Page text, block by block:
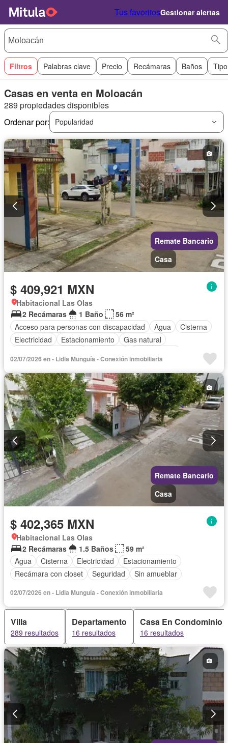
Tus favoritosGestionar alertas
Filtros Palabras clave Precio Recámaras Baños
Casas en venta en Moloacán
289 propiedades disponibles
Ordenar por:
Popularidad
Remate Bancario
Casa
$ 409,921 MXN
Habitacional Las Olas
2 Recámaras
1 Baño
56 m²
Acceso para personas con discapacidad
Agua
Cisterna
Electricidad
Estacionamiento
Gas natural
02/07/2026 en - Lidia Munguía - Conexión inmobiliaria
Remate Bancario
Casa
$ 402,365 MXN
Habitacional Las Olas
2 Recámaras
1.5 Baños
59 m²
Agua
Cisterna Electricidad
Estacionamiento
Recámara con closet
Seguridad Sin amueblar
02/07/2026 en - Lidia Munguía - Conexión inmobiliaria
Villa
289 resultados
Departamento
16 resultados
Casa En Condominio
16 resultados